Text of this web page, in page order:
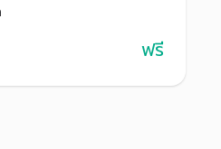
ฟรี